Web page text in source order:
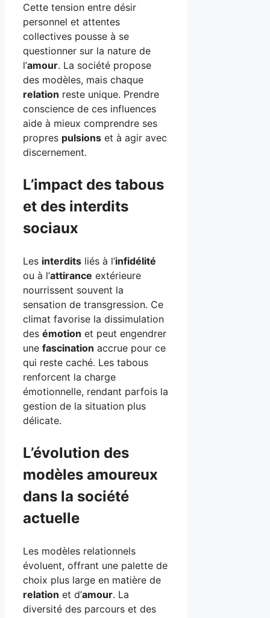
Cette tension entre désir
personnel et attentes
collectives pousse à se
questionner sur la nature de
l’amour. La société propose
des modèles, mais chaque
relation reste unique. Prendre
conscience de ces influences
aide à mieux comprendre ses
propres pulsions et à agir avec
discernement.
L’impact des tabous
et des interdits
sociaux
Les interdits liés à l’infidélité
ou à l’attirance extérieure
nourrissent souvent la
sensation de transgression. Ce
climat favorise la dissimulation
des émotion et peut engendrer
une fascination accrue pour ce
qui reste caché. Les tabous
renforcent la charge
émotionnelle, rendant parfois la
gestion de la situation plus
délicate.
L’évolution des
modèles amoureux
dans la société
actuelle
Les modèles relationnels
évoluent, offrant une palette de
choix plus large en matière de
relation et d’amour. La
diversité des parcours et des